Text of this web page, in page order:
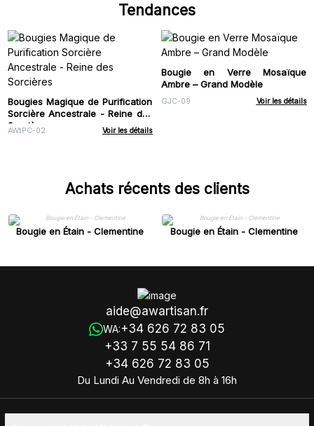
Tendances
Bougies Magique de Purification
Sorcière Ancestrale - Reine des
Sorcières
AWtPC-02 Voir les détails
Bougie en Verre Mosaïque
Ambre – Grand Modèle
GJC-09 Voir les détails
Achats récents des clients
Bougie en Étain - Clementine Bougie en Étain - Clementine
aide@awartisan.fr
WA:+34 626 72 83 05
+33 7 55 54 86 71
+34 626 72 83 05
Du Lundi Au Vendredi de 8h à 16h